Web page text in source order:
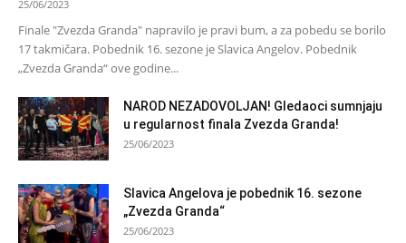
25/06/2023
Finale "Zvezda Granda" napravilo je pravi bum, a za pobedu se borilo
17 takmičara. Pobednik 16. sezone je Slavica Angelov. Pobednik
„Zvezda Granda“ ove godine...
NAROD NEZADOVOLJAN! Gledaoci sumnjaju
u regularnost finala Zvezda Granda!
25/06/2023
Slavica Angelova je pobednik 16. sezone
„Zvezda Granda“
25/06/2023